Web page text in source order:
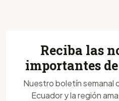
Reciba las
importantes
Nuestro boletín semanal
Ecuador y la región